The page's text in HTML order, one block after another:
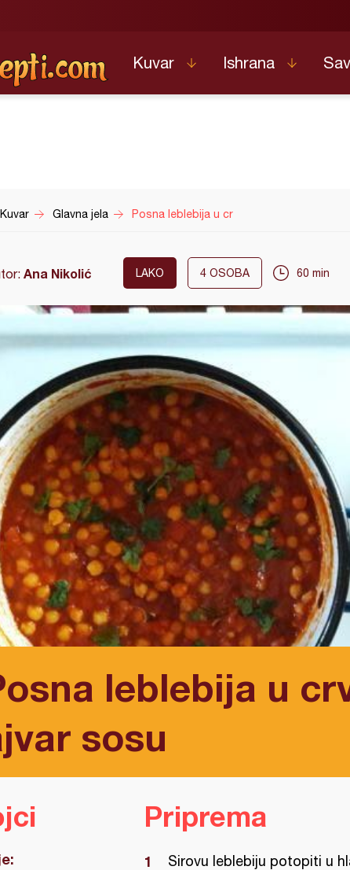
Kuvar Ishrana
Kuvar Glavna jela Posna leblebija u cr
Ana Nikolić LAKO 4 OSOBA 60 min
leblebija u
sosu
Priprema
Sirovu leblebiju potopiti u